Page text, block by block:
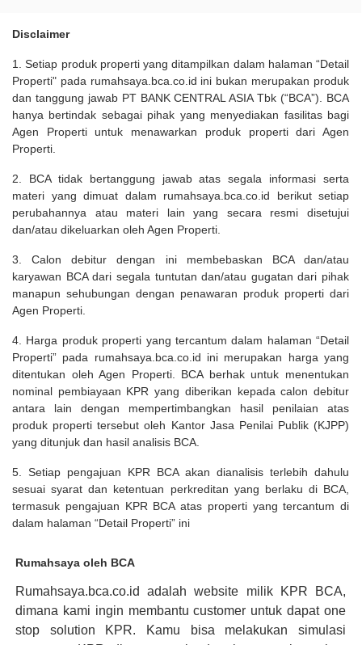
Disclaimer
1. Setiap produk properti yang ditampilkan dalam halaman “Detail
Properti" pada rumahsaya.bca.co.id ini bukan merupakan produk
dan tanggung jawab PT BANK CENTRAL ASIA Tbk (“BCA”). BCA
hanya bertindak sebagai pihak yang menyediakan fasilitas bagi
Agen Properti untuk menawarkan produk properti dari Agen
Properti.
2. BCA tidak bertanggung jawab atas segala informasi serta
materi yang dimuat dalam rumahsaya.bca.co.id berikut setiap
perubahannya atau materi lain yang secara resmi disetujui
dan/atau dikeluarkan oleh Agen Properti.
3. Calon debitur dengan ini membebaskan BCA dan/atau
karyawan BCA dari segala tuntutan dan/atau gugatan dari pihak
manapun sehubungan dengan penawaran produk properti dari
Agen Properti.
4. Harga produk properti yang tercantum dalam halaman “Detail
Properti” pada rumahsaya.bca.co.id ini merupakan harga yang
ditentukan oleh Agen Properti. BCA berhak untuk menentukan
nominal pembiayaan KPR yang diberikan kepada calon debitur
antara lain dengan mempertimbangkan hasil penilaian atas
produk properti tersebut oleh Kantor Jasa Penilai Publik (KJPP)
yang ditunjuk dan hasil analisis BCA.
5. Setiap pengajuan KPR BCA akan dianalisis terlebih dahulu
sesuai syarat dan ketentuan perkreditan yang berlaku di BCA,
termasuk pengajuan KPR BCA atas properti yang tercantum di
dalam halaman “Detail Properti” ini
Rumahsaya oleh BCA
Rumahsaya.bca.co.id adalah website milik KPR BCA,
dimana kami ingin membantu customer untuk dapat one
stop solution KPR. Kamu bisa melakukan simulasi